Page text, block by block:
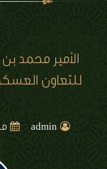
الصور
تعليقات الزوار
الأمير محمد
للتعاون
admin